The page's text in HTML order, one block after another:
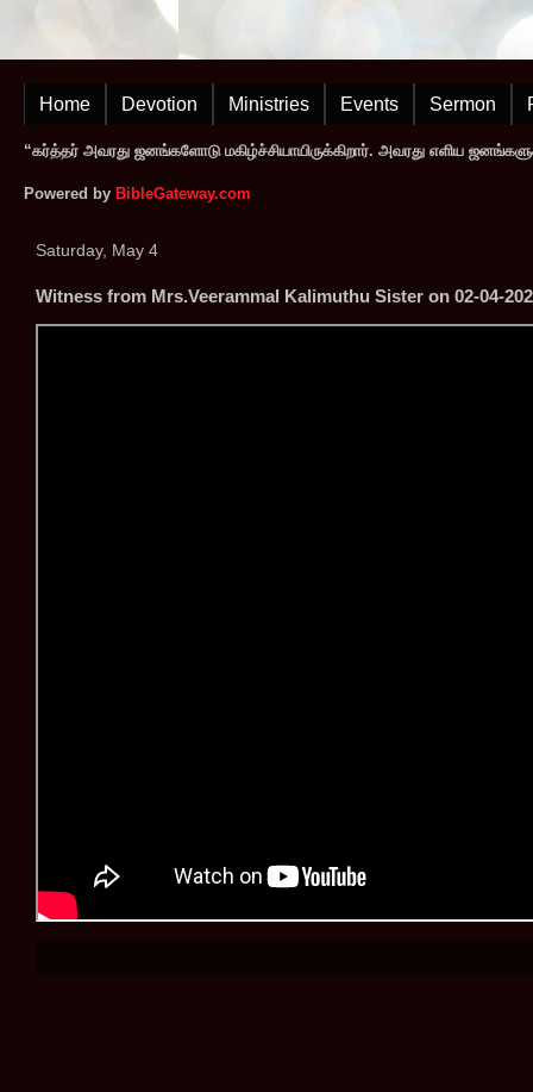
Home Devotion Ministries Events Sermon
“கர்த்தர் அவரது ஜனங்களோடு மகிழ்ச்சியாயிருக்கிறார். அவரது எளிய
Powered by BibleGateway.com
Saturday, May 4
Witness from Mrs.Veerammal Kalimuthu Sister on 02-04-